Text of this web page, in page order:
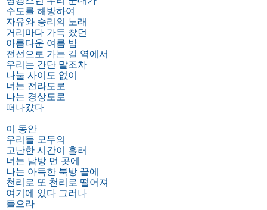
수도를 해방하여
자유와 승리의 노래
거리마다 가득 찼던
아름다운 여름 밤
전선으로 가는 길 역에서
우리는 간단 말조차
나눌 사이도 없이
너는 전라도로
나는 경상도로
떠나갔다
이 동안
우리들 모두의
고난한 시간이 흘러
너는 남방 먼 곳에
나는 아득한 북방 끝에
천리로 또 천리로 떨어져
여기에 있다 그러나
들으라